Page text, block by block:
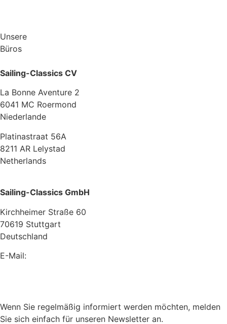
Unsere
Büros
Sailing-Classics CV
La Bonne Aventure 2
6041 MC Roermond
Niederlande
Platinastraat 56A
8211 AR Lelystad
Netherlands
Sailing-Classics GmbH
Kirchheimer Straße 60
70619 Stuttgart
Deutschland
E-Mail:
Wenn Sie regelmäßig informiert werden möchten, melden
Sie sich einfach für unseren Newsletter an.